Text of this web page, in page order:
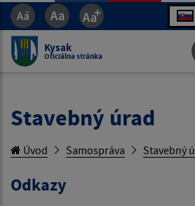
Kysak
Oficiálna stránka
Stavebný úrad
Úvod Samospráva Stavebný
Odkazy